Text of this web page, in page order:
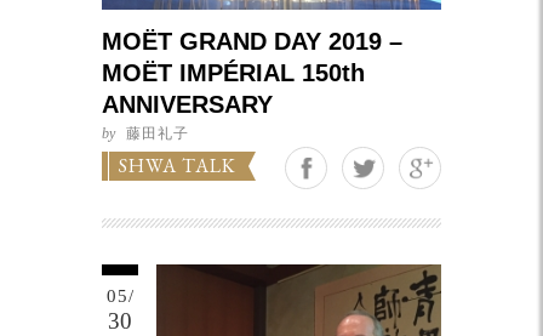
MOËT GRAND DAY 2019 –
MOËT IMPÉRIAL 150th
ANNIVERSARY
by 藤田礼子
SHWA TALK
05/
30